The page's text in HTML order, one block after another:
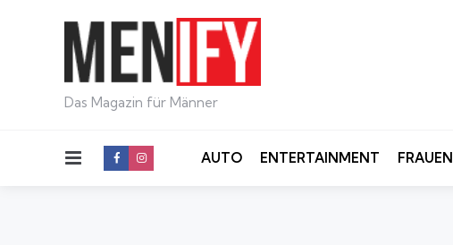
Das Magazin für Männer
Menu AUTO ENTERTAINMENT FRAUEN